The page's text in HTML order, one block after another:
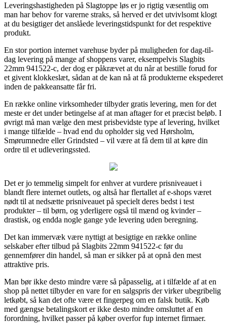
Leveringshastigheden på Slagtoppe løs er jo rigtig væsentlig om
man har behov for varerne straks, så herved er det utvivlsomt klogt
at du besigtiger det anslåede leveringstidspunkt for det respektive
produkt.
En stor portion internet varehuse byder på muligheden for dag-til-
dag levering på mange af shoppens varer, eksempelvis Slagbits
22mm 941522-c, der dog er påkrævet at du når at bestille forud for
et givent klokkeslæt, sådan at de kan nå at få produkterne ekspederet
inden de pakkeansatte får fri.
En række online virksomheder tilbyder gratis levering, men for det
meste er det under betingelse af at man aftager for et præcist beløb. I
øvrigt må man vælge den mest prisbevidste type af levering, hvilket
i mange tilfælde – hvad end du opholder sig ved Hørsholm,
Smørumnedre eller Grindsted – vil være at få dem til at køre din
ordre til et udleveringssted.
Det er jo temmelig simpelt for enhver at vurdere prisniveauet i
blandt flere internet outlets, og altså har flertallet af e-shops været
nødt til at nedsætte prisniveauet på specielt deres bedst i test
produkter – til børn, og yderligere også til mænd og kvinder –
drastisk, og endda nogle gange yde levering uden beregning.
Det kan immervæk være nyttigt at besigtige en række online
selskaber efter tilbud på Slagbits 22mm 941522-c før du
gennemfører din handel, så man er sikker på at opnå den mest
attraktive pris.
Man bør ikke desto mindre være så påpasselig, at i tilfælde af at en
shop på nettet tilbyder en vare for en salgspris der virker ubegribelig
letkøbt, så kan det ofte være et fingerpeg om en falsk butik. Køb
med gængse betalingskort er ikke desto mindre omsluttet af en
forordning, hvilket passer på køber overfor fup internet firmaer.